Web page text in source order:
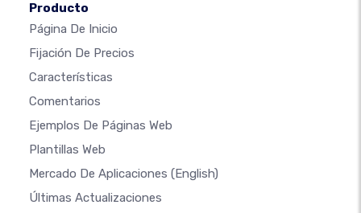
Producto
Página De Inicio
Fijación De Precios
Características
Comentarios
Ejemplos De Páginas Web
Plantillas Web
Mercado De Aplicaciones (English)
Últimas Actualizaciones